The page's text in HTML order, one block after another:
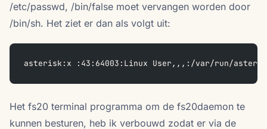
/etc/passwd, /bin/false moet vervangen worden door
/bin/sh. Het ziet er dan als volgt uit:
asterisk:x :43:64003:Linux User,,,:/var/run/
Het fs20 terminal programma om de fs20daemon te
kunnen besturen, heb ik verbouwd zodat er via de